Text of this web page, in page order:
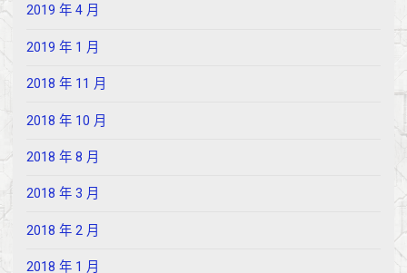
2019 年 4 月
2019 年 1 月
2018 年 11 月
2018 年 10 月
2018 年 8 月
2018 年 3 月
2018 年 2 月
2018 年 1 月